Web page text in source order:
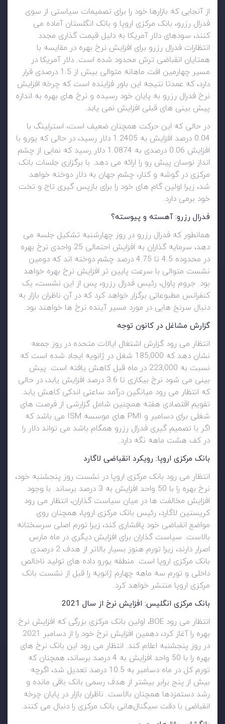
از آنجایی که بازارها خود را برای تصمیمات سیاستی از سوی
فدرال رزرو، بانک مرکزی اروپا و بانک انگلستان آماده می
کنند، سودهای دلار آمریکا به دلیل قیمت گذاری مجدد
انتظارات فدرال رزرو برای افزایش نرخ بهره در مقایسه با
همتایان انقباضی ترش محدود شده است. دلار آمریکا در
مسیر چهارمین افت ماهانه متوالی بیش از 1.5 درصدی قرار
دارد، که عمدتا نتیجه این باور فزاینده است که چرخه افزایش
نرخ فدرال رزرو به پایان خود رسیده و نرخ های بهره به اندازه
پیش بینی های قبلی افزایش نمی یابد.
در حالی که این حرکت همچنان ضعیف است، استرلینگ با
0.04 درصد افزایش به 1.2405 دلار رسید، در حالی که یورو با
افزایش 0.06 درصدی به 1.0874 دلار رسید که نمایی از چشم
انداز نوسان پیش رو را ارائه می دهد. با برگزاری جلسات بانک
مرکزی در گوشه و کنار، چشم جهان به دلار دوخته خواهد
شد، زیرا اولین گام های خود را برای بازپس گیری تاج و تخت
خود برمی دارد.
فدرال رزرو: آهسته و پیوسته؟
همانطور که فدرال رزرو در روز چهارشنبه تشکیل جلسه می
دهد، سرمایه گذاران به افزایش احتمالی 25 واحدی نرخ بهره
در محدوده 4.5 تا 4.75 درصد چشم دوخته اند که دومین
نشست متوالی با سرعت پایین تر افزایش نرخ بهره خواهد
بود. جروم پاول، رئیس فدرال رزرو، پس از این نشست، یک
کنفرانس مطبوعاتی برگزار خواهد کرد که در آن ناظران بازار به
دنبال سرنخ هایی در مورد مسیر آینده نرخ ها خواهند بود.
گزارش مشاغل در کانون توجه
انتظار می رود گزارش اشتغال ایالات متحده در روز جمعه
نشان دهد که 185,000 شغل در ژانویه ایجاد شده است که
نسبت به 223,000 در ماه قبل کاهش یافته است. پیش
بینی می شود نرخ بیکاری تا 3.6 درصد افزایش یابد، در حالی
که انتظار می رود میانگین درآمد ساعتی اندکی کاهش یابد.
تقویم اقتصادی هفته همچنین شامل گزارشی از فرصت های
شغلی برای دسامبر و PMI های موسسه ISM می باشد که
اگر با تصمیم گیری فدرال رزرو همگام باشد می تواند دلار را
در کف هشت ماهه نگه دارد.
بانک مرکزی اروپا: رویکرد انقباضی لاگارد
انتظار می رود بانک مرکزی اروپا در نشست روز پنجشنبه خود،
نرخ بهره را با 50 واحد افزایش به 3 درصد برساند. با وجود
افزایش مخالفت ها در میان سیاست گذاران، انتظار می رود
کریستین لاگارد، رئیس بانک مرکزی اروپا، همچنان روی
مواضع انقباضی خود پافشاری کند، زیرا تورم اصلی سرسختانه
بالاست. سیاست گذاران برای افزایش دیگری در ماه مارس
اصرار دارند، زیرا تورم هنوز بسیار بالاتر از هدف 2 درصدی
بانک مرکزی اروپا است. منطقه یورو داده های تولید ناخالص
داخلی و تورم سه ماهه چهارم ژانویه را قبل از نشست بانک
مرکزی اروپا منتشر خواهد کرد.
بانک مرکزی انگلیس: افزایش نرخ از سال 2021
انتظار می رود BOE، اولین بانک مرکزی بزرگی که افزایش نرخ
بهره را آغاز کرد، دهمین افزایش نرخ خود را از دسامبر 2021
در روز پنجشنبه اعلام کند. انتظار می رود این بانک نرخ های
بهره را با 50 واحد افزایش به 4 درصد برساند، همچنان که
تورم کل در ماه دسامبر به 10.5 درصد تعدیل شد، اگرچه
بیش از پنج برابر بیشتر از هدف رسمی بانک باقی مانده و
رشد دستمزدها همچنان بالاست. ناظران بازار در پایان چرخه
انقباضی با دقت سیگنال‌هانی بانک مرکزی را دنبال می کنند.